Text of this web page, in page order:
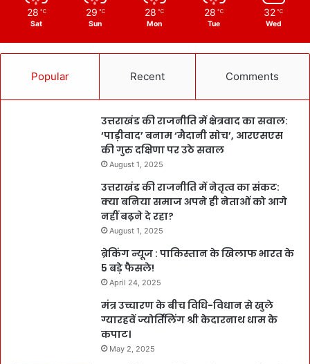
28 ℃
Sat
29 ℃
Sun
28 ℃
Mon
28 ℃
Tue
32 ℃
Wed
Popular Recent Comments
उत्तराखंड की राजनीति में क्षेत्रवाद का सवाल:
‘पाड़ीवाद’ बनाम ‘मैदानी सोच’, आरएसएस
की गुरु दक्षिणा पर उठे सवाल
August 1, 2025
उत्तराखंड की राजनीति में नेतृत्व का संकट:
क्या बनिया समाज अपने ही नेताओं को आगे
नहीं बढ़ने दे रहा?
August 1, 2025
ब्रेकिंग न्यूज : पाकिस्तान के खिलाफ भारत के
5 बड़े फैसले!
April 24, 2025
मंत्र उच्चारण के बीच विधि-विधान से खुले
ग्यारहवें ज्योर्तिलिंग श्री केदारनाथ धाम के
कपाट।
May 2, 2025